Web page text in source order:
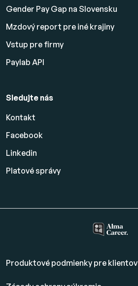
Gender Pay Gap na Slovensku
Mzdový report pre iné krajiny
Vstup pre firmy
Paylab API
Sledujte nás
Kontakt
Facebook
Linkedin
Platovésprávy
Produktové podmienky pre klientov